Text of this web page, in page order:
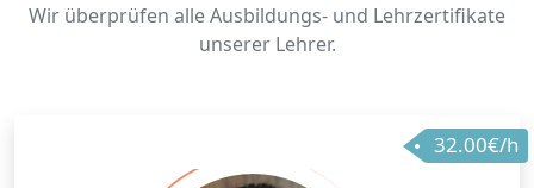
Wir überprüfen alle Ausbildungs- und Lehrzertifikate
unserer Lehrer.
32.00€/h